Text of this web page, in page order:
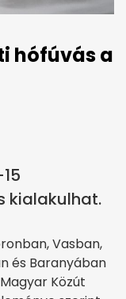
hófúvás a
kialakulhat.
Vasban,
és Baranyában
Közút